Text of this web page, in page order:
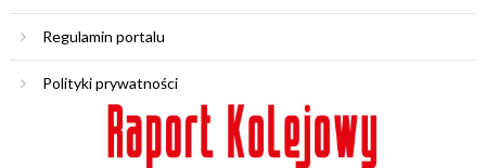
Regulamin portalu
Polityki prywatności